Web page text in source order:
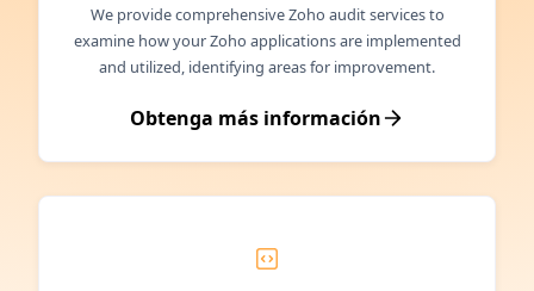
We provide comprehensive Zoho audit services to
examine how your Zoho applications are implemented
and utilized, identifying areas for improvement.
Obtenga más información